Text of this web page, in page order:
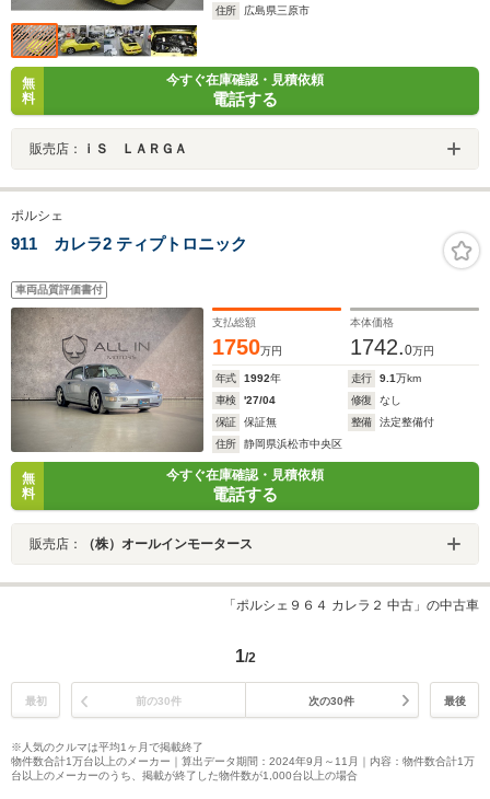
住所
広島県三原市
無
料
今すぐ在庫確認・見積依頼
電話する
販売店： ｉＳ ＬＡＲＧＡ
ポルシェ
911 カレラ2 ティプトロニック
車両品質評価書付
支払総額
1750万円
本体価格
1742.0万円
年式 1992年 走行 9.1万km
車検
'27/04 修復
なし
保証
保証無 整備
法定整備付
住所
静岡県浜松市中央区
無
料
今すぐ在庫確認・見積依頼
電話する
販売店： （株）オールインモータース
「ポルシェ９６４ カレラ２ 中古」の中古車
1/2
最初 前の30件 次の30件 最後
※人気のクルマは平均1ヶ月で掲載終了
物件数合計1万台以上のメーカー｜算出データ期間：2024年9月～11月｜内容：物件数合計1万
台以上のメーカーのうち、掲載が終了した物件数が1,000台以上の場合